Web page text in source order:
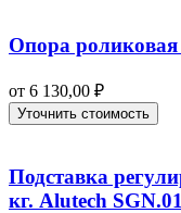
Опора
от 6 130,00 ₽
Уточнить стоимость
Подставка
кг. Alutech